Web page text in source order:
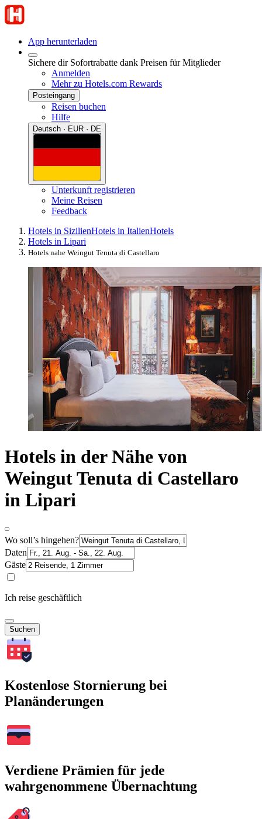
App herunterladen
Sichere dir Sofortrabatte dank Preisen für Mitglieder
Anmelden
Mehr zu Hotels.com Rewards
Posteingang
Reisen buchen
Hilfe
Deutsch · EUR · DE
Unterkunft registrieren
Meine Reisen
Feedback
Hotels in SizilienHotels in ItalienHotels
Hotels in Lipari
Hotels nahe Weingut Tenuta di Castellaro
Hotels in der Nähe von
Weingut Tenuta di Castellaro
in Lipari
Wo soll’s hingehen?
Daten
Gäste
Ich reise geschäftlich
Suchen
Kostenlose Stornierung bei
Planänderungen
Verdiene Prämien für jede
wahrgenommene Übernachtung